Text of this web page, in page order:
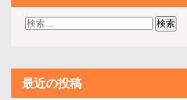
最近の投稿